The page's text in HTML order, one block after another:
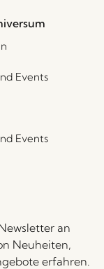
Events
Events
an
Neuheiten,
erfahren.